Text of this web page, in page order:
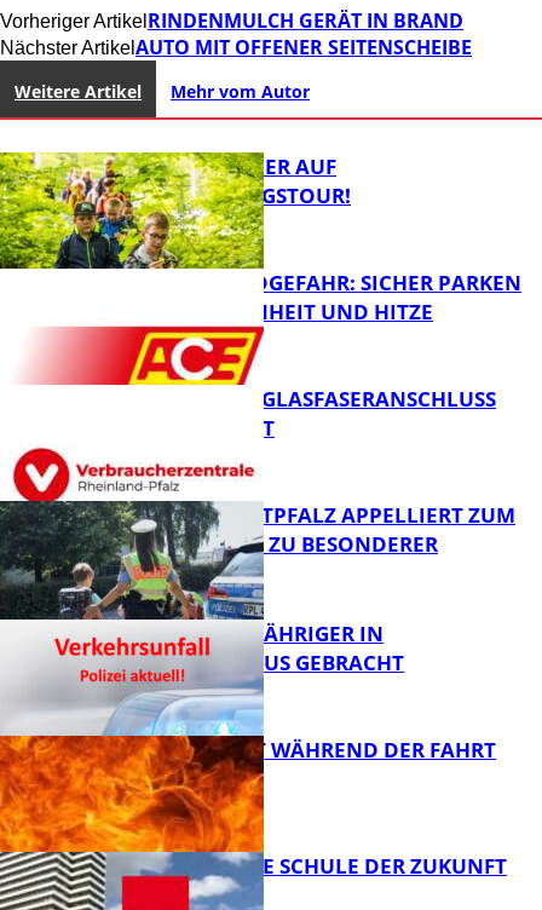
Vorheriger Artikel RINDENMULCH GERÄT IN BRAND
Nächster Artikel AUTO MIT OFFENER SEITENSCHEIBE
Weitere Artikel Mehr vom Autor
MIT DEM JÄGER AUF
ENTDECKUNGSTOUR!
FB News
WALDBRANDGEFAHR: SICHER PARKEN
BEI TROCKENHEIT UND HITZE
FB News
WARUM EIN GLASFASERANSCHLUSS
SINNVOLL IST
POLIZEI WESTPFALZ APPELLIERT ZUM
SCHULSTART ZU BESONDERER
VORSICHT
FB News
UNFALL: 58-JÄHRIGER IN
KRANKENHAUS GEBRACHT
AUTO FÄNGT WÄHREND DER FAHRT
FEUER
WIE SIEHT DIE SCHULE DER ZUKUNFT
AUS?